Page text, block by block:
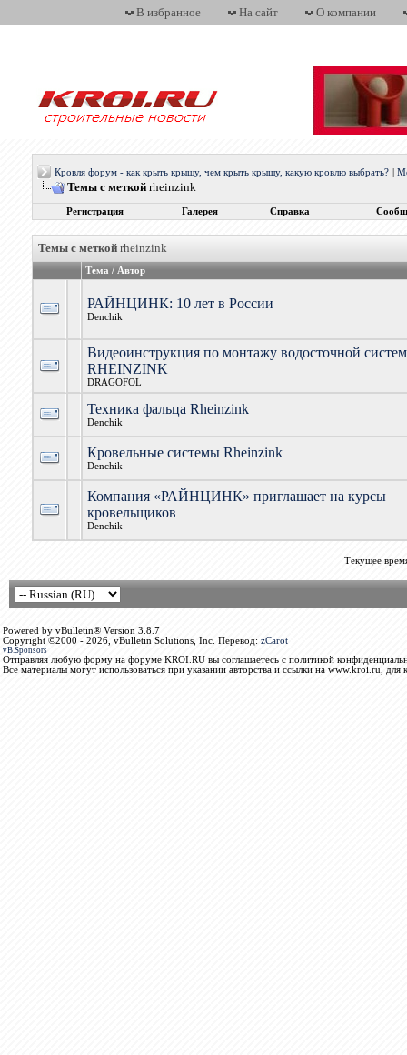
В избранное На сайт О компании
Кровля форум - как крыть крышу, чем крыть крышу, какую кровлю выбрать?
Темы с меткой rheinzink
Регистрация Галерея Справка
Темы с меткой rheinzink
Тема / Автор
РАЙНЦИНК: 10 лет в России
Denchik
Видеоинструкция по монтажу водосточной
RHEINZINK
DRAGOFOL
Техника фальца Rheinzink
Denchik
Кровельные системы Rheinzink
Denchik
Компания «РАЙНЦИНК» приглашает на курсы
кровельщиков
Denchik
Текущее
Powered by vBulletin® Version 3.8.7
Copyright ©2000 - 2026, vBulletin Solutions, Inc. Перевод: zCarot
vB.Sponsors
Отправляя любую форму на форуме KROI.RU вы соглашаетесь с политикой
Все материалы могут использоваться при указании авторства и ссылки на www.kroi.ru, для